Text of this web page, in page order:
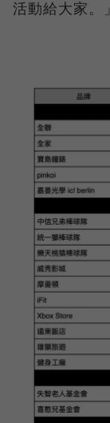
活動給大家。」